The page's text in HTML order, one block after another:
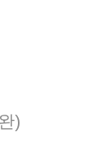
)